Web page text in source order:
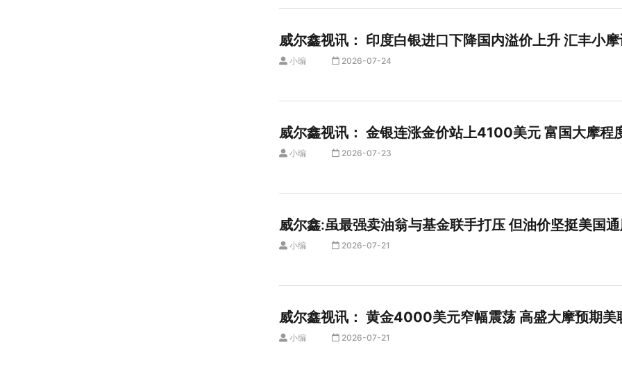
威尔鑫视讯： 印度白银进口下降国内溢价上升 汇丰小
小编 2026-07-24
威尔鑫视讯： 金银连涨金价站上4100美元 富国大摩程
小编 2026-07-23
威尔鑫:虽最强卖油翁与基金联手打压 但油价坚挺美国
小编 2026-07-21
威尔鑫视讯： 黄金4000美元窄幅震荡 高盛大摩预期美
小编 2026-07-21